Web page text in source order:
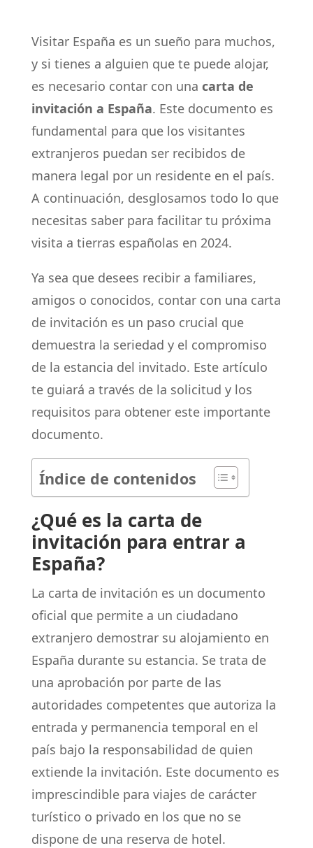
Visitar España es un sueño para muchos,
y si tienes a alguien que te puede alojar,
es necesario contar con una carta de
invitación a España. Este documento es
fundamental para que los visitantes
extranjeros puedan ser recibidos de
manera legal por un residente en el país.
A continuación, desglosamos todo lo que
necesitas saber para facilitar tu próxima
visita a tierras españolas en 2024.
Ya sea que desees recibir a familiares,
amigos o conocidos, contar con una carta
de invitación es un paso crucial que
demuestra la seriedad y el compromiso
de la estancia del invitado. Este artículo
te guiará a través de la solicitud y los
requisitos para obtener este importante
documento.
Índice de contenidos
¿Qué es la carta de
invitación para entrar a
España?
La carta de invitación es un documento
oficial que permite a un ciudadano
extranjero demostrar su alojamiento en
España durante su estancia. Se trata de
una aprobación por parte de las
autoridades competentes que autoriza la
entrada y permanencia temporal en el
país bajo la responsabilidad de quien
extiende la invitación. Este documento es
imprescindible para viajes de carácter
turístico o privado en los que no se
dispone de una reserva de hotel.